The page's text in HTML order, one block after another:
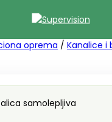
oprema / Kanalice i